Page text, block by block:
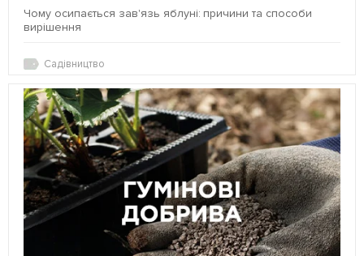
Чому осипається зав'язь яблуні: причини та способи
вирішення
Садівництво